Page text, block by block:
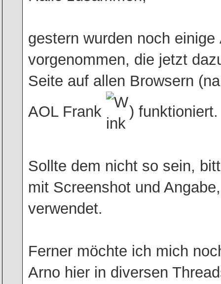
gestern wurden noch
vorgenommen, die jetzt
Seite auf allen Browsern
AOL Frank
) funktioniert.
Sollte dem nicht so sein,
mit Screenshot und
verwendet.
Ferner möchte ich mich
Arno hier in diversen